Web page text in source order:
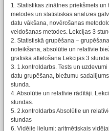
1. Statistikas zinātnes priekšmets
metodes un statistiskās analīzes
datu vākšana, novērošanas
veidošanas metodes. Lekcijas 3
2. Statistiskā grupēšana –
noteikšana, absolūtie un relatīvie
grafiskā attēlošana Lekcijas 3
3. 1.kontroldarbs. Tests un
datu grupēšana, biežumu
stunda.
4. Absolūtie un relatīvie rādītāji.
stundas.
5. 2.kontroldarbs Absolūtie un
stundas
6. Vidējie lielumi: aritmētiskais